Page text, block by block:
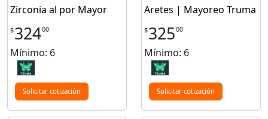
Zirconia al por Mayor
$32400
Mínimo: 6
Solicitar cotización
Aretes | Mayoreo Truma
$32500
Mínimo: 6
Solicitar cotización